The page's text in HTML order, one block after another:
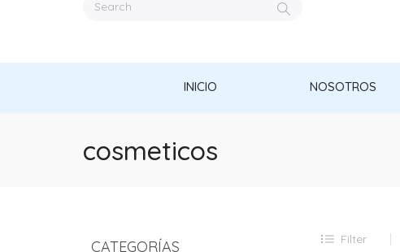
INICIO NOSOTROS
cosmeticos
Filter
CATEGORÍAS